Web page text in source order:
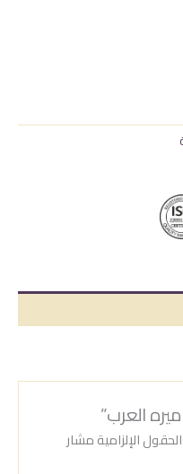
العرب”
الحقول الإلزامية مشار